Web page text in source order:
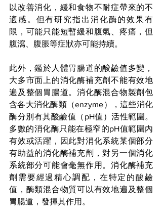
以改善消化，緩和食物不耐症帶來的不
適感。但有研究指出消化酶的效果有
限，可能只能短暫緩和腹氣、疼痛，但
腹瀉、腹脹等症狀亦可能持續。
此外，鑑於人體胃腸道的酸鹼值多變，
大多市面上的消化酶補充劑不能有效地
遍及整個胃腸道。消化酶混合物製劑包
含各大消化酶類（enzyme），這些消化
酶分別有其酸鹼值（pH值）活性範圍。
多數的消化酶只能在極窄的pH值範圍內
有效或活躍，因此對消化系統某個部分
有助益的消化酶補充劑，對另一個消化
系統部分可能會毫無作用。消化酶補充
劑需要經過精心調配，在特定的酸鹼
值，酶類混合物質可以有效地遍及整個
胃腸道，發揮其作用。